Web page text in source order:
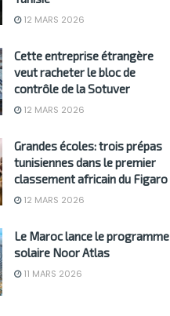
12 MARS 2026
Cette entreprise étrangère
veut racheter le bloc de
contrôle de la Sotuver
12 MARS 2026
Grandes écoles: trois prépas
tunisiennes dans le premier
classement africain du Figaro
12 MARS 2026
Le Maroc lance le programme
solaire Noor Atlas
11 MARS 2026